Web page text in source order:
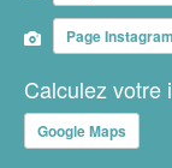
Page Instagram
Calculez votre
Google Maps